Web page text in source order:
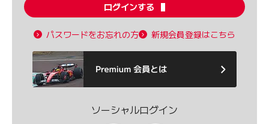
ログインする
パスワードをお忘れの方 新規会員登録はこちら
ソーシャルログイン